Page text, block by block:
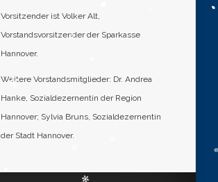
Vorsitzender ist Volker Alt,
Vorstandsvorsitzender der Sparkasse
Hannover.
Weitere Vorstandsmitglieder: Dr. Andrea
Hanke, Sozialdezernentin der Region
Hannover; Sylvia Bruns, Sozialdezernentin
der Stadt Hannover.